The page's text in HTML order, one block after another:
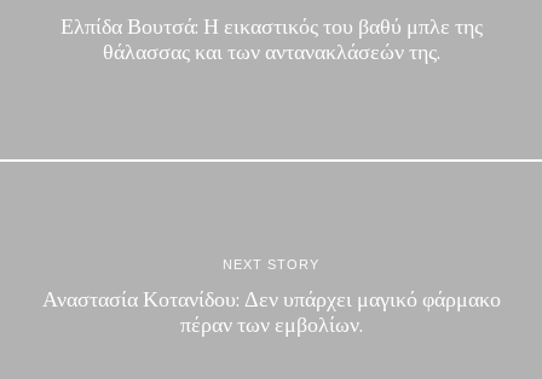
Ελπίδα Βουτσά: Η εικαστικός του βαθύ μπλε της
θάλασσας και των αντανακλάσεών της.
NEXT STORY
Αναστασία Κοτανίδου: Δεν υπάρχει μαγικό φάρμακο
πέραν των εμβολίων.